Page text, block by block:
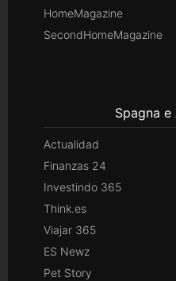
HomeMagazine
SecondHomeMagazine
Spagna
Actualidad
Finanzas 24
Investindo 365
Think.es
Viajar 365
ES Newz
Pet Story